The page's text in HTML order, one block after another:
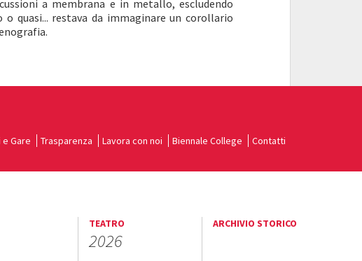
a membrana e in metallo, escludendo
o quasi... restava da immaginare un corollario
e Gare Trasparenza Lavora con noi Biennale College Contatti
TEATRO
2026
ARCHIVIO STORICO